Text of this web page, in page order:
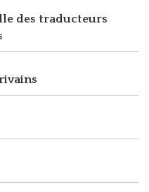
des traducteurs